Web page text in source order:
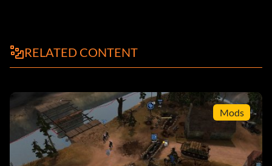
RELATED CONTENT
Mods